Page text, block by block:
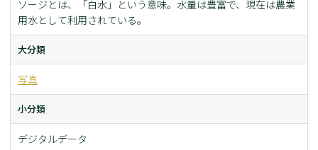
ソージとは、「白水」という意味。水量は豊富で、現在は農業
用水として利用されている。
大分類
写真
小分類
デジタルデータ